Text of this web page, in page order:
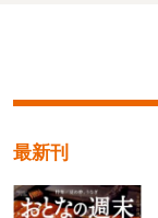
最新刊